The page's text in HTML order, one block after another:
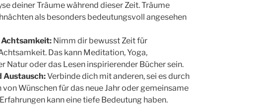
deiner Träume während dieser Zeit. Träume
als besonders bedeutungsvoll angesehen
Nimm dir bewusst Zeit für
Das kann Meditation, Yoga,
Natur oder das Lesen inspirierender Bücher sein.
Austausch:Verbinde dich mit anderen, sei es durch
Wünschen für das neue Jahr oder gemeinsame
kann eine tiefe Bedeutung haben.